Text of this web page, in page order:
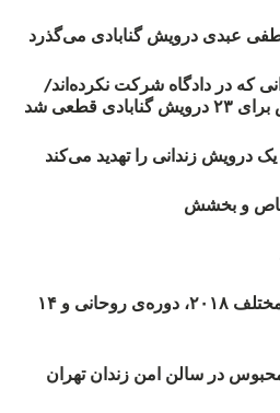
عبدی درویش گنابادی می‌گذرد
زندانی که در دادگاه شرکت نکرده‌اند/
درویش زندانی را تهدید می‌کند
روند اعدام‌ها در ماه‌های مختلف ۲۰۱۸، دوره‌ی روحانی و ۱۴
در سالن امن زندان تهران